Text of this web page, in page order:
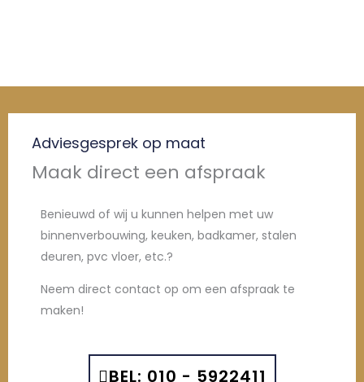
Adviesgesprek op maat
Maak direct een afspraak
Benieuwd of wij u kunnen helpen met uw
binnenverbouwing, keuken, badkamer, stalen
deuren, pvc vloer, etc.?
Neem direct contact op om een afspraak te
maken!
BEL: 010 - 5922411